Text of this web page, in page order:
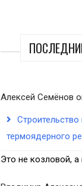
Алексей Семёнов
термоядерного
Это не козловой,